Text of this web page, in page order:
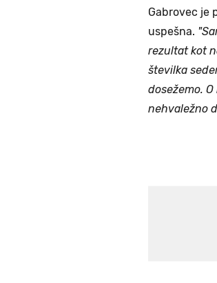
Gabrovec je
uspešna.
rezultat kot
številka
dosežemo.
nehvaležno